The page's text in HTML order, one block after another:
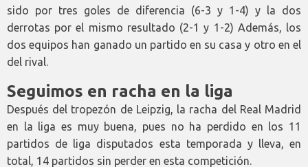
sido por tres goles de diferencia (6-3 y 1-4) y la dos
derrotas por el mismo resultado (2-1 y 1-2) Además, los
dos equipos han ganado un partido en su casa y otro en el
del rival.
Seguimos en racha en la liga
Después del tropezón de Leipzig, la racha del Real Madrid
en la liga es muy buena, pues no ha perdido en los 11
partidos de liga disputados esta temporada y lleva, en
total, 14 partidos sin perder en esta competición.